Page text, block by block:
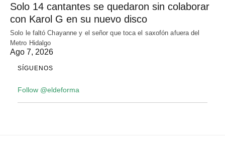
Solo 14 cantantes se quedaron sin colaborar
con Karol G en su nuevo disco
Solo le faltó Chayanne y el señor que toca el saxofón afuera del
Metro Hidalgo
Ago 7, 2026
SÍGUENOS
Follow @eldeforma